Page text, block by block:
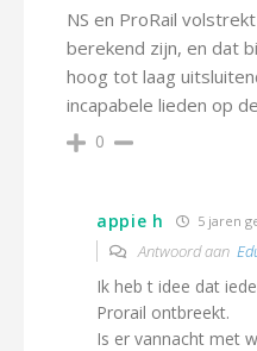
NS en ProRail
berekend zijn, en dat
hoog tot laag
incapabele lieden op
0
appie h 5 jaren
Antwoord aan
Ik heb t idee dat
Prorail ontbreekt.
Is er vannacht met